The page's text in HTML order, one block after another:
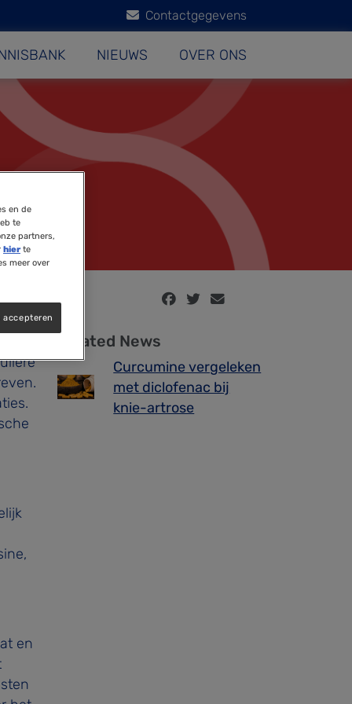
Contactgegevens
NIEUWS OVER ONS
en
Related News
Curcumine vergeleken
met diclofenac bij
knie-artrose
en de
te
partners,
hierte
meer over
accepteren